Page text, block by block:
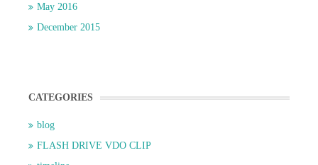
May 2016
December 2015
CATEGORIES
blog
FLASH DRIVE VDO CLIP